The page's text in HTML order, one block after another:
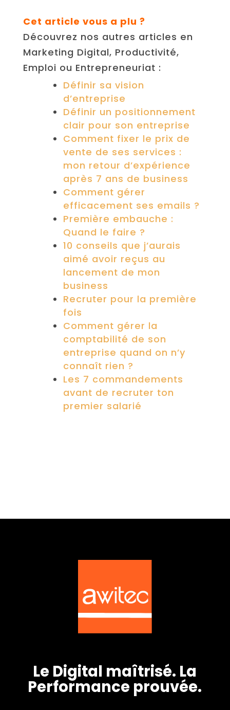
Cet article vous a plu ?
Découvrez nos autres articles en
Marketing Digital, Productivité,
Emploi ou Entrepreneuriat :
Définir sa vision
d’entreprise
Définir un positionnement
clair pour son entreprise
Comment fixer le prix de
vente de ses services :
mon retour d’expérience
après 7 ans de business
Comment gérer
efficacement ses emails ?
Première embauche :
Quand le faire ?
10 conseils que j’aurais
aimé avoir reçus au
lancement de mon
business
Recruter pour la première
fois
Comment gérer la
comptabilité de son
entreprise quand on n’y
connaît rien ?
Les 7 commandements
avant de recruter ton
premier salarié
Le Digital maîtrisé. La
Performance prouvée.